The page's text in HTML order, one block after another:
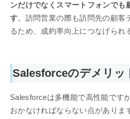
ンだけでなくスマートフォンでも
す。訪問営業の際も訪問先の顧客
るため、成約率向上につなげられ
Salesforceのデメリッ
Salesforceは多機能で高性能です
おかなければならない点がありま